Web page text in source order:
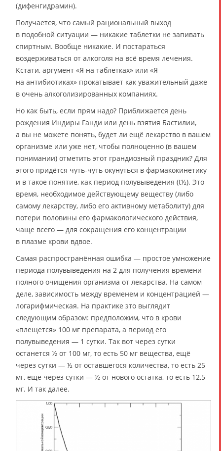
(дифенгидрамин).
Получается, что самый рациональный выход
в подобной ситуации — никакие таблетки не запивать
спиртным. Вообще никакие. И постараться
воздерживаться от алкоголя на всё время лечения.
Кстати, аргумент «Я на таблетках» или «Я
на антибиотиках» прокатывает как уважительный даже
в очень алкоголизированных компаниях.
Но как быть, если прям надо? Приближается день
рождения Индиры Ганди или день взятия Бастилии,
а вы не можете понять, будет ли ещё лекарство в вашем
организме или уже нет, чтобы полноценно (в вашем
понимании) отметить этот грандиозный праздник? Для
этого придётся чуть-чуть окунуться в фармакокинетику
и в такое понятие, как период полувыведения (t½). Это
время, необходимое действующему веществу (либо
самому лекарству, либо его активному метаболиту) для
потери половины его фармакологического действия,
чаще всего — для сокращения его концентрации
в плазме крови вдвое.
Самая распространённая ошибка — простое умножение
периода полувыведения на 2 для получения времени
полного очищения организма от лекарства. На самом
деле, зависимость между временем и концентрацией —
логарифмическая. На практике это выглядит
следующим образом: предположим, что в крови
«плещется» 100 мг препарата, а период его
полувыведения — 1 сутки. Так вот через сутки
останется ½ от 100 мг, то есть 50 мг вещества, ещё
через сутки — ½ от оставшегося количества, то есть 25
мг, ещё через сутки — ½ от нового остатка, то есть 12,5
мг. И так далее.